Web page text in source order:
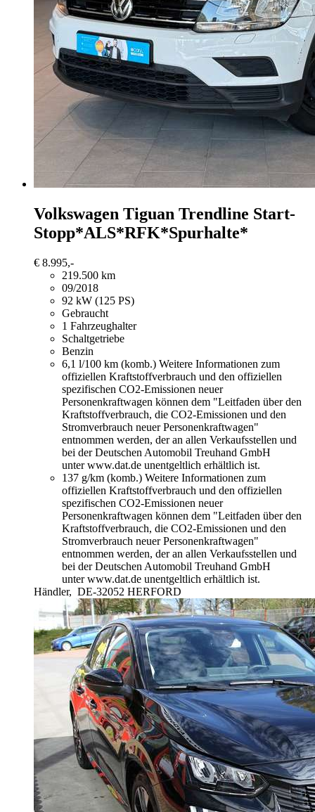
Volkswagen Tiguan Trendline Start-
Stopp*ALS*RFK*Spurhalte*
€ 8.995,-
219.500 km
09/2018
92 kW (125 PS)
Gebraucht
1 Fahrzeughalter
Schaltgetriebe
Benzin
6,1 l/100 km (komb.) Weitere Informationen zum
offiziellen Kraftstoffverbrauch und den offiziellen
spezifischen CO2-Emissionen neuer
Personenkraftwagen können dem "Leitfaden über den
Kraftstoffverbrauch, die CO2-Emissionen und den
Stromverbrauch neuer Personenkraftwagen"
entnommen werden, der an allen Verkaufsstellen und
bei der Deutschen Automobil Treuhand GmbH
unter www.dat.de unentgeltlich erhältlich ist.
137 g/km (komb.) Weitere Informationen zum
offiziellen Kraftstoffverbrauch und den offiziellen
spezifischen CO2-Emissionen neuer
Personenkraftwagen können dem "Leitfaden über den
Kraftstoffverbrauch, die CO2-Emissionen und den
Stromverbrauch neuer Personenkraftwagen"
entnommen werden, der an allen Verkaufsstellen und
bei der Deutschen Automobil Treuhand GmbH
unter www.dat.de unentgeltlich erhältlich ist.
Händler, DE-32052 HERFORD